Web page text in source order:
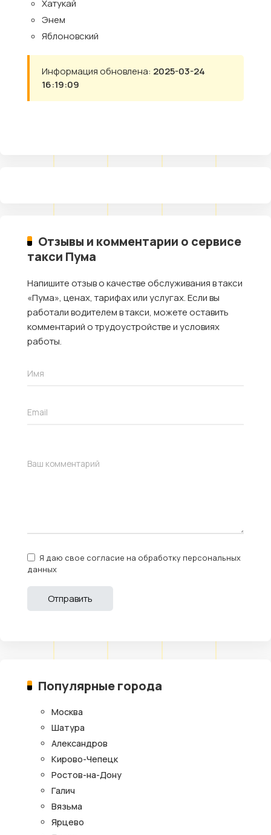
Хатукай
Энем
Яблоновский
Информация обновлена: 2025-03-24
16:19:09
Отзывы и комментарии о сервисе
такси Пума
Напишите отзыв о качестве обслуживания в такси
«Пума», ценах, тарифах или услугах. Если вы
работали водителем в такси, можете оставить
комментарий о трудоустройстве и условиях
работы.
Я даю свое согласие на обработку персональных
данных
Популярные города
Москва
Шатура
Александров
Кирово-Чепецк
Ростов-на-Дону
Галич
Вязьма
Ярцево